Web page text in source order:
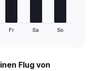
Fr Sa So
Flug von